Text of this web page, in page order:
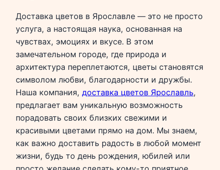
Доставка цветов в Ярославле — это не просто
услуга, а настоящая наука, основанная на
чувствах, эмоциях и вкусе. В этом
замечательном городе, где природа и
архитектура переплетаются, цветы становятся
символом любви, благодарности и дружбы.
Наша компания, доставка цветов Ярославль,
предлагает вам уникальную возможность
порадовать своих близких свежими и
красивыми цветами прямо на дом. Мы знаем,
как важно доставить радость в любой момент
жизни, будь то день рождения, юбилей или